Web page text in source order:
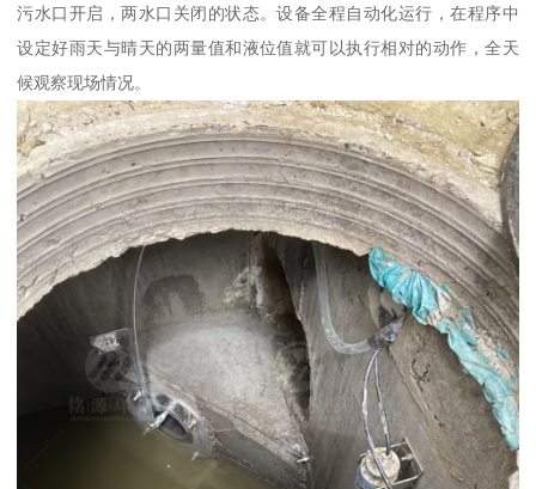
污水口开启，两水口关闭的状态。设备全程自动化运行，在程序中
设定好雨天与晴天的两量值和液位值就可以执行相对的动作，全天
候观察现场情况。